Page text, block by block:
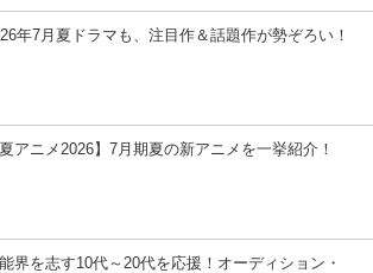
年7月夏ドラマも、注目作＆話題作が勢ぞろい！
夏アニメ2026】7月期夏の新アニメを一挙紹介！
界を志す10代～20代を応援！オーディション・